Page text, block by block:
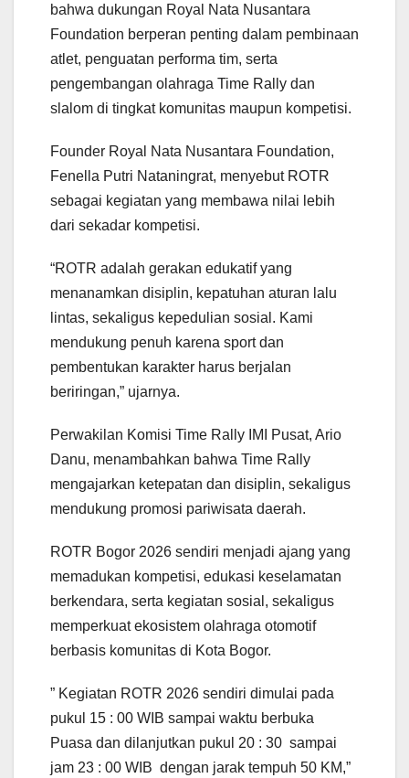
bahwa dukungan Royal Nata Nusantara
Foundation berperan penting dalam pembinaan
atlet, penguatan performa tim, serta
pengembangan olahraga Time Rally dan
slalom di tingkat komunitas maupun kompetisi.
Founder Royal Nata Nusantara Foundation,
Fenella Putri Nataningrat, menyebut ROTR
sebagai kegiatan yang membawa nilai lebih
dari sekadar kompetisi.
“ROTR adalah gerakan edukatif yang
menanamkan disiplin, kepatuhan aturan lalu
lintas, sekaligus kepedulian sosial. Kami
mendukung penuh karena sport dan
pembentukan karakter harus berjalan
beriringan,” ujarnya.
Perwakilan Komisi Time Rally IMI Pusat, Ario
Danu, menambahkan bahwa Time Rally
mengajarkan ketepatan dan disiplin, sekaligus
mendukung promosi pariwisata daerah.
ROTR Bogor 2026 sendiri menjadi ajang yang
memadukan kompetisi, edukasi keselamatan
berkendara, serta kegiatan sosial, sekaligus
memperkuat ekosistem olahraga otomotif
berbasis komunitas di Kota Bogor.
” Kegiatan ROTR 2026 sendiri dimulai pada
pukul 15 : 00 WIB sampai waktu berbuka
Puasa dan dilanjutkan pukul 20 : 30 sampai
jam 23 : 00 WIB dengan jarak tempuh 50 KM,”